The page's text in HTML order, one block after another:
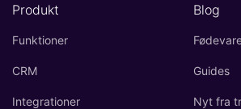
Produkt
Funktioner
CRM
Integrationer
Blog
Guides
Nyt fra